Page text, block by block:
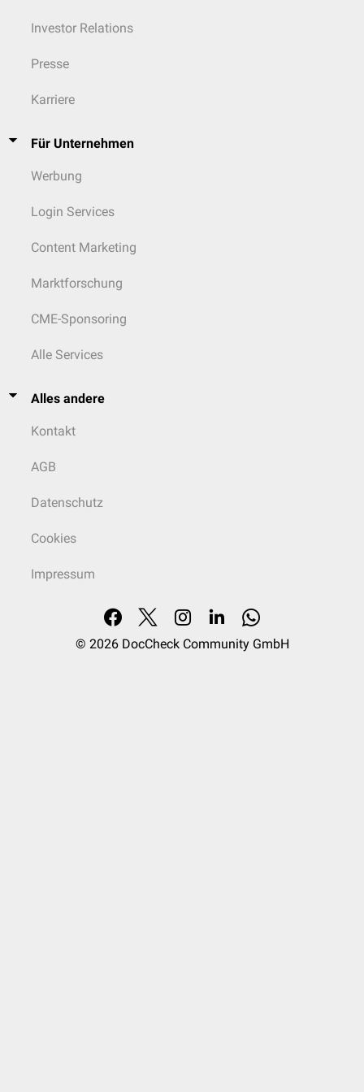
Investor Relations
Presse
Karriere
Für Unternehmen
Werbung
Login Services
Content Marketing
Marktforschung
CME-Sponsoring
Alle Services
Alles andere
Kontakt
AGB
Datenschutz
Cookies
Impressum
© 2026 DocCheck Community GmbH